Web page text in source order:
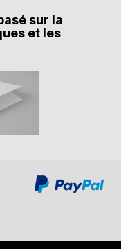
sur la
et les